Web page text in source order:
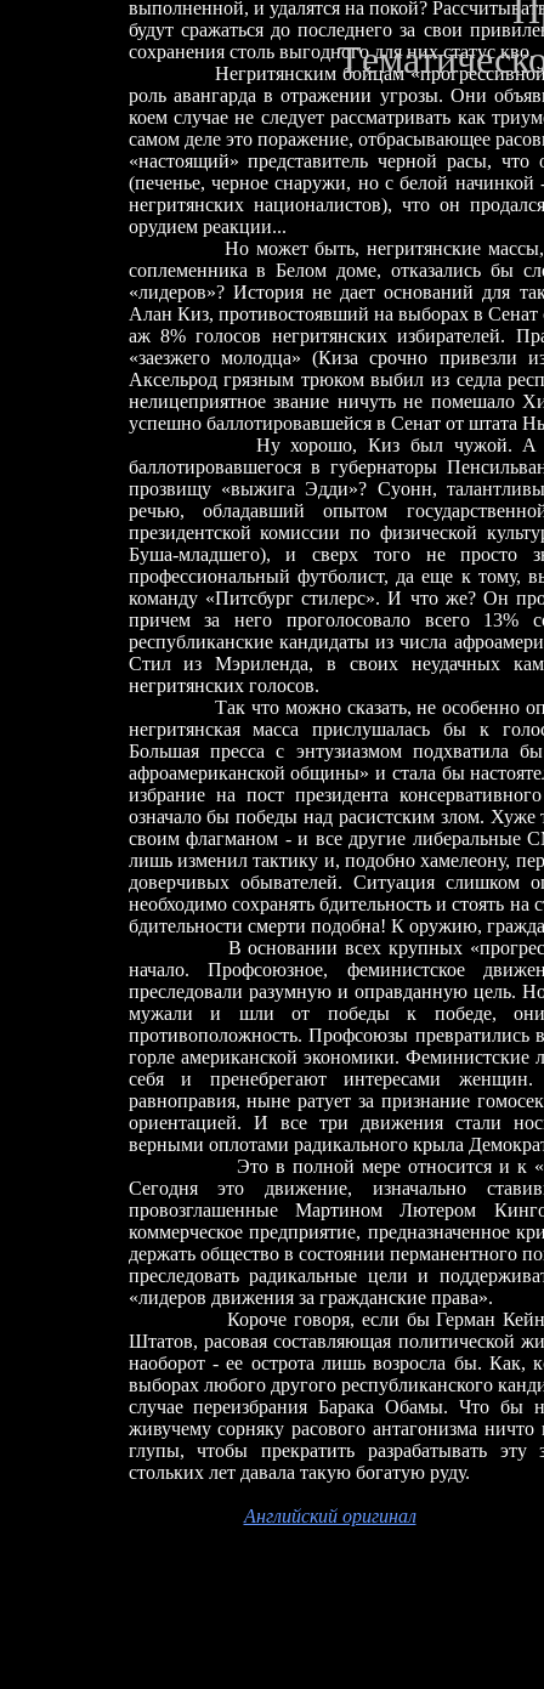
выполненной, и удалятся на покой?
будут сражаться до последнего за свои
сохранения столь выгодного для них статус кво.
Негритянским бойцам
роль авангарда в отражении угрозы. Они
коем случае не следует рассматривать как
самом деле это поражение, отбрасывающее
«настоящий» представитель черной расы,
(печенье, черное снаружи, но с белой начинкой
негритянских националистов), что он
орудием реакции...
Но может быть, негритянские массы,
соплеменника в Белом доме, отказались бы
«лидеров»? История не дает оснований для
Алан Киз, противостоявший на выборах в
аж 8% голосов негритянских избирателей.
«заезжего молодца» (Киза срочно привезли
Аксельрод грязным трюком выбил из седла
нелицеприятное звание ничуть не помешало
успешно баллотировавшейся в Сенат от штата
Ну хорошо, Киз был чужой. А
баллотировавшегося в губернаторы
прозвищу «выжига Эдди»? Суонн,
речью, обладавший опытом
президентской комиссии по физической
Буша-младшего), и сверх того не просто
профессиональный футболист, да еще к тому,
команду «Питсбург стилерс». И что же? Он
причем за него проголосовало всего 13%
республиканские кандидаты из числа
Стил из Мэриленда, в своих неудачных
негритянских голосов.
Так что можно сказать, не особенно
негритянская масса прислушалась бы к
Большая пресса с энтузиазмом подхватила
афроамериканской общины» и стала бы
избрание на пост президента
означало бы победы над расистским злом.
своим флагманом - и все другие либеральные
лишь изменил тактику и, подобно хамелеону,
доверчивых обывателей. Ситуация слишком
необходимо сохранять бдительность и стоять
бдительности смерти подобна! К оружию,
В основании всех крупных
начало. Профсоюзное, феминистское
преследовали разумную и оправданную цель.
мужали и шли от победы к победе, они
противоположность. Профсоюзы превратились
горле американской экономики.
себя и пренебрегают интересами
равноправия, ныне ратует за признание
ориентацией. И все три движения стали
верными оплотами радикального крыла
Это в полной мере относится и к
Сегодня это движение, изначально
провозглашенные Мартином Лютером
коммерческое предприятие, предназначенное
держать общество в состоянии перманентного
преследовать радикальные цели и
«лидеров движения за гражданские права».
Короче говоря, если бы Герман
Штатов, расовая составляющая политической
наоборот - ее острота лишь возросла бы. Как,
выборах любого другого республиканского
случае переизбрания Барака Обамы. Что бы
живучему сорняку расового антагонизма
глупы, чтобы прекратить разрабатывать
стольких лет давала такую богатую руду.
Английский оригинал
П
Т